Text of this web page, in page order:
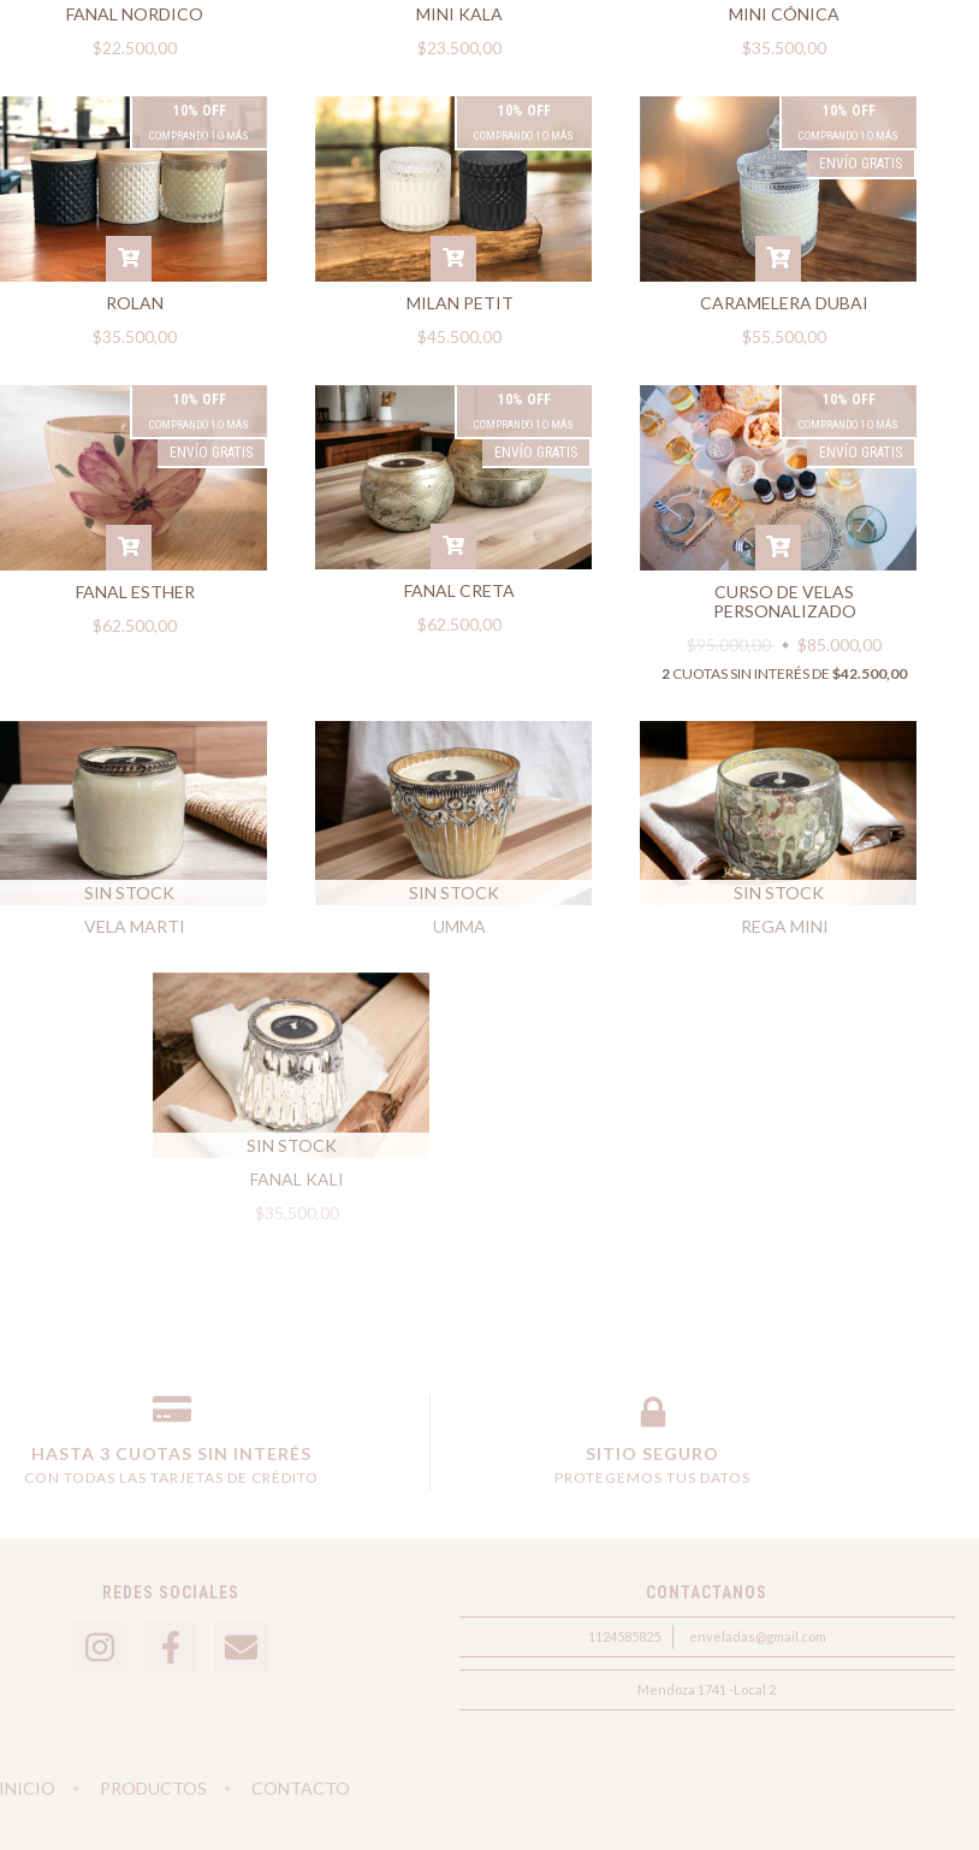
FANAL NORDICO
$22.500,00
MINI KALA
$23.500,00
MINI CÓNICA
$35.500,00
10% OFF
COMPRANDO 1 O MÁS
ROLAN
$35.500,00
10% OFF
COMPRANDO 1 O MÁS
MILAN PETIT
$45.500,00
10% OFF
COMPRANDO 1 O MÁS
ENVÍO GRATIS
CARAMELERA DUBAI
$55.500,00
10% OFF
COMPRANDO 1 O MÁS
ENVÍO GRATIS
FANAL ESTHER
$62.500,00
10% OFF
COMPRANDO 1 O MÁS
ENVÍO GRATIS
FANAL CRETA
$62.500,00
10% OFF
COMPRANDO 1 O MÁS
ENVÍO GRATIS
CURSO DE VELAS
PERSONALIZADO
$95.000,00
$85.000,00
2 CUOTAS SIN INTERÉS DE$42.500,00
SIN STOCK
VELA MARTI
SIN STOCK
UMMA
SIN STOCK
REGA MINI
SIN STOCK
FANAL KALI
$35.500,00
HASTA 3 CUOTAS SIN INTERÉS
CON TODAS LAS TARJETAS DE CRÉDITO
SITIO SEGURO
PROTEGEMOS TUS DATOS
REDES SOCIALES CONTACTANOS
1124585825 enveladas@gmail.com
Mendoza 1741 -Local 2
INICIO PRODUCTOS CONTACTO